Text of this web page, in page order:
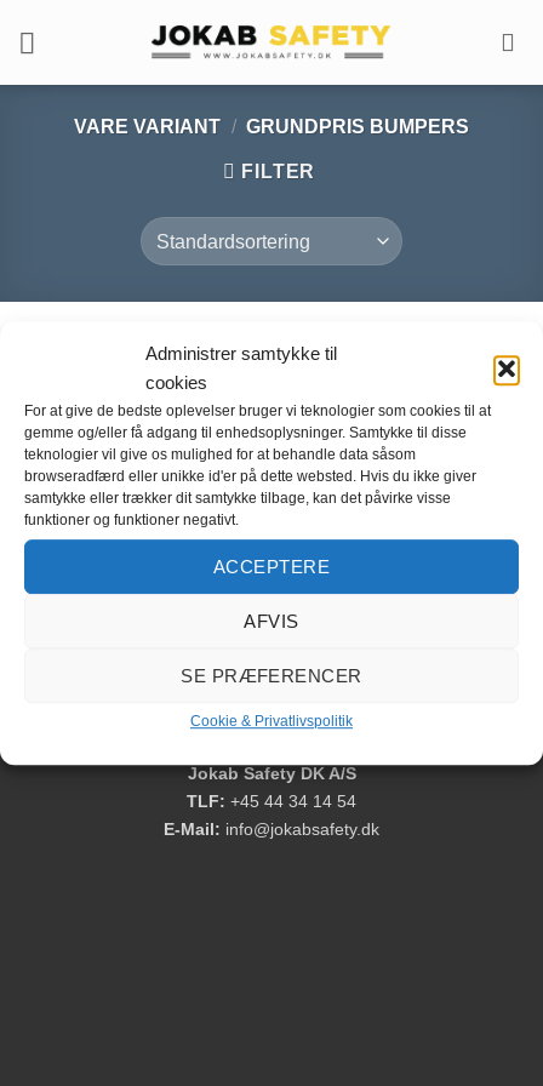
Administrer samtykke til
cookies
For at give de bedste oplevelser bruger vi teknologier som cookies til at
gemme og/eller få adgang til enhedsoplysninger. Samtykke til disse
teknologier vil give os mulighed for at behandle data såsom
browseradfærd eller unikke id'er på dette websted. Hvis du ikke giver
samtykke eller trækker dit samtykke tilbage, kan det påvirke visse
funktioner og funktioner negativt.
ACCEPTERE
AFVIS
SE PRÆFERENCER
Cookie & Privatlivspolitik
VARE VARIANT / GRUNDPRIS BUMPERS
FILTER
Cookie & Privatlivspolitik
Jokab Safety DK A/S
TLF: +45 44 34 14 54
E-Mail: info@jokabsafety.dk